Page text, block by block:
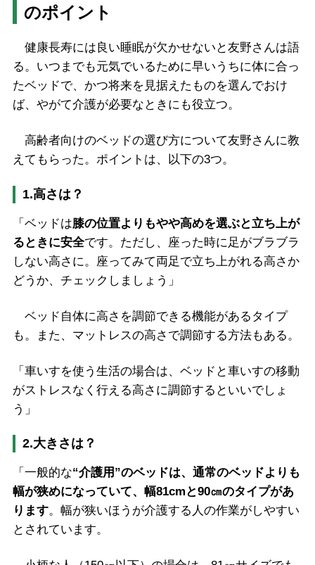
のポイント
健康長寿には良い睡眠が欠かせないと友野さんは語
る。いつまでも元気でいるために早いうちに体に合っ
たベッドで、かつ将来を見据えたものを選んでおけ
ば、やがて介護が必要なときにも役立つ。
高齢者向けのベッドの選び方について友野さんに教
えてもらった。ポイントは、以下の3つ。
1.高さは？
「ベッドは膝の位置よりもやや高めを選ぶと立ち上が
るときに安全です。ただし、座った時に足がブラブラ
しない高さに。座ってみて両足で立ち上がれる高さか
どうか、チェックしましょう」
ベッド自体に高さを調節できる機能があるタイプ
も。また、マットレスの高さで調節する方法もある。
「車いすを使う生活の場合は、ベッドと車いすの移動
がストレスなく行える高さに調節するといいでしょ
う」
2.大きさは？
「一般的な“介護用”のベッドは、通常のベッドよりも
幅が狭めになっていて、幅81cmと90㎝のタイプがあ
ります。幅が狭いほうが介護する人の作業がしやすい
とされています。